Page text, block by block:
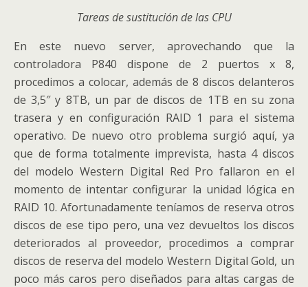
Tareas de sustitución de las CPU
En este nuevo server, aprovechando que la
controladora P840 dispone de 2 puertos x 8,
procedimos a colocar, además de 8 discos delanteros
de 3,5″ y 8TB, un par de discos de 1TB en su zona
trasera y en configuración RAID 1 para el sistema
operativo. De nuevo otro problema surgió aquí, ya
que de forma totalmente imprevista, hasta 4 discos
del modelo Western Digital Red Pro fallaron en el
momento de intentar configurar la unidad lógica en
RAID 10. Afortunadamente teníamos de reserva otros
discos de ese tipo pero, una vez devueltos los discos
deteriorados al proveedor, procedimos a comprar
discos de reserva del modelo Western Digital Gold, un
poco más caros pero diseñados para altas cargas de